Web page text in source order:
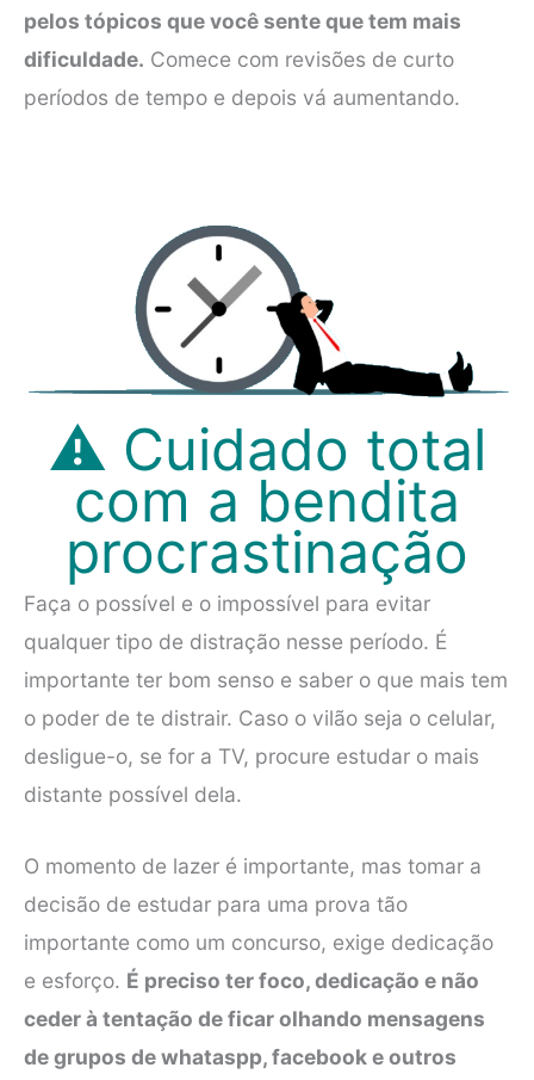
pelos tópicos que você sente que tem mais
dificuldade. Comece com revisões de curto
períodos de tempo e depois vá aumentando.
⚠ Cuidado total
com a bendita
procrastinação
Faça o possível e o impossível para evitar
qualquer tipo de distração nesse período. É
importante ter bom senso e saber o que mais tem
o poder de te distrair. Caso o vilão seja o celular,
desligue-o, se for a TV, procure estudar o mais
distante possível dela.
O momento de lazer é importante, mas tomar a
decisão de estudar para uma prova tão
importante como um concurso, exige dedicação
e esforço. É preciso ter foco, dedicação e não
ceder à tentação de ficar olhando mensagens
de grupos de whataspp, facebook e outros